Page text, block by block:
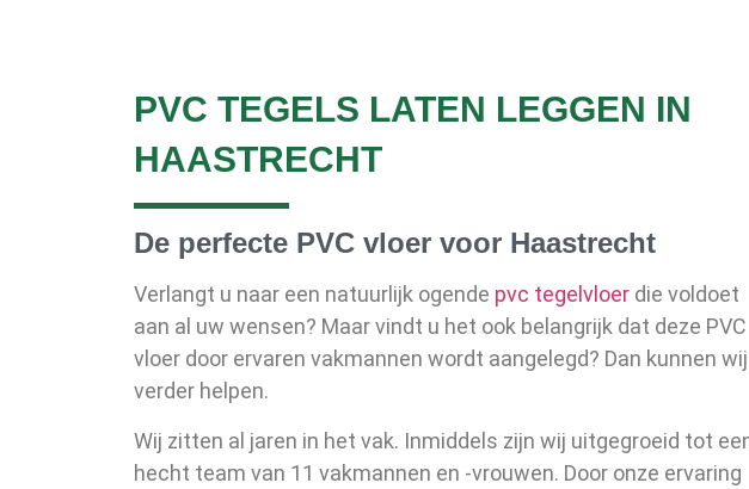
PVC TEGELS LATEN LEGGEN IN
HAASTRECHT
De perfecte PVC vloer voor Haastrecht
Verlangt u naar een natuurlijk ogende pvc tegelvloer die voldoet
aan al uw wensen? Maar vindt u het ook belangrijk dat deze PVC
vloer door ervaren vakmannen wordt aangelegd? Dan kunnen
verder helpen.
Wij zitten al jaren in het vak. Inmiddels zijn wij uitgegroeid tot
hecht team van 11 vakmannen en -vrouwen. Door onze ervaring